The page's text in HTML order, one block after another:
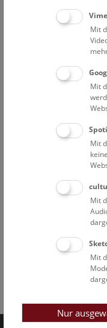
Eine
Mit
Mit
Mit
Mit
Mit
Nur